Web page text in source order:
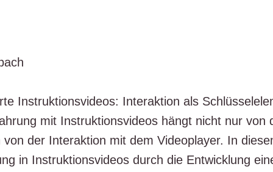
Instruk­ti­ons­vi­de­os: Inter­ak­ti­on als
mit Instruk­ti­ons­vi­de­os hängt nicht nur von
von der Inter­ak­ti­on mit dem Video­play­er. In
in Instruk­ti­ons­vi­de­os durch die Ent­wick­lung